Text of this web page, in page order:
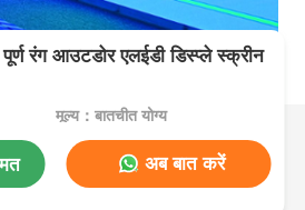
रंग आउटडोर एलईडी डिस्प्ले स्क्रीन
मूल्य：बातचीत योग्य
अब बात करें